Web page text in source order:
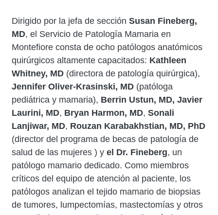
Dirigido por la jefa de sección Susan Fineberg,
MD, el Servicio de Patología Mamaria en
Montefiore consta de ocho patólogos anatómicos
quirúrgicos altamente capacitados: Kathleen
Whitney, MD (directora de patología quirúrgica),
Jennifer Oliver-Krasinski, MD (patóloga
pediátrica y mamaria), Berrin Ustun, MD, Javier
Laurini, MD, Bryan Harmon, MD, Sonali
Lanjiwar, MD, Rouzan Karabakhstian, MD, PhD
(director del programa de becas de patología de
salud de las mujeres ) y el Dr. Fineberg, un
patólogo mamario dedicado. Como miembros
críticos del equipo de atención al paciente, los
patólogos analizan el tejido mamario de biopsias
de tumores, lumpectomías, mastectomías y otros